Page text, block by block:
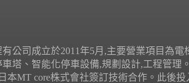
公司成立於2011年5月,主要營業項目為電
塔、智能化停車設備,規劃設計,工程管理
本MT core株式會社簽訂技術合作。此後投